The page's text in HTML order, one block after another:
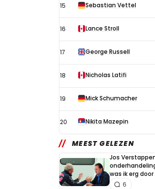
15 Sebastian Vettel
16 Lance Stroll
17 George Russell
18 Nicholas Latifi
19 Mick Schumacher
20 Nikita Mazepin
MEEST GELEZEN
Jos
was ik erg
6